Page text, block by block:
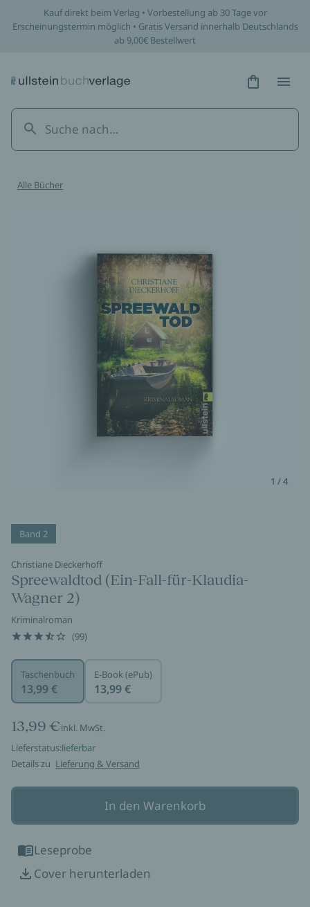
Kauf direkt beim Verlag • Vorbestellung ab 30 Tage vor
Erscheinungstermin möglich • Gratis Versand innerhalb Deutschlands
ab 9,00€ Bestellwert
Hidden
Alle Bücher
1 / 4
Band 2
Christiane Dieckerhoff
Spreewaldtod (Ein-Fall-für-Klaudia-
Wagner 2)
Kriminalroman
(99)
Taschenbuch
13,99 €
E-Book (ePub)
13,99 €
13,99 €inkl. MwSt.
Lieferstatus:lieferbar
Details zu Lieferung & Versand
In den Warenkorb
Leseprobe
Cover herunterladen